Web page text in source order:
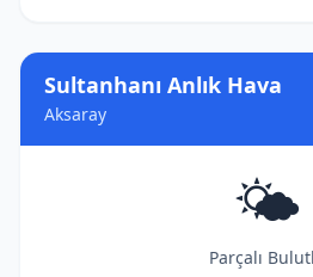
Sultanhanı Anlık Hava
Aksaray
🌤️
Parçalı